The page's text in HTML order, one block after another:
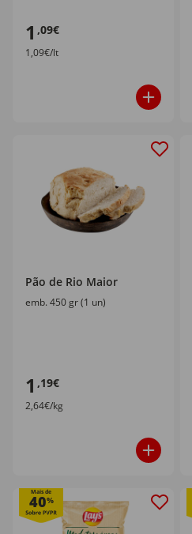
1 ,09€
1,09€/lt
Pão de Rio Maior
emb. 450 gr (1 un)
1 ,19€
2,64€/kg
Mais de
40%